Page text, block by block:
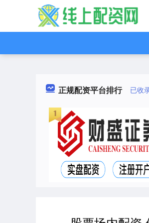
正规配资平台排行 已收